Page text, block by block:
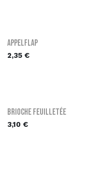
Appelflap
2,35 €
Brioche Feuilletée
3,10 €